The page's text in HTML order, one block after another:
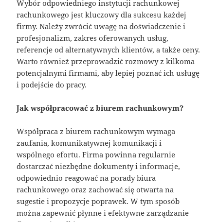
Wybór odpowiedniego instytucji rachunkowej
rachunkowego jest kluczowy dla sukcesu każdej
firmy. Należy zwrócić uwagę na doświadczenie i
profesjonalizm, zakres oferowanych usług,
referencje od alternatywnych klientów, a także ceny.
Warto również przeprowadzić rozmowy z kilkoma
potencjalnymi firmami, aby lepiej poznać ich usługę
i podejście do pracy.
Jak współpracować z biurem rachunkowym?
Współpraca z biurem rachunkowym wymaga
zaufania, komunikatywnej komunikacji i
wspólnego efortu. Firma powinna regularnie
dostarczać niezbędne dokumenty i informacje,
odpowiednio reagować na porady biura
rachunkowego oraz zachować się otwarta na
sugestie i propozycje poprawek. W tym sposób
można zapewnić płynne i efektywne zarządzanie